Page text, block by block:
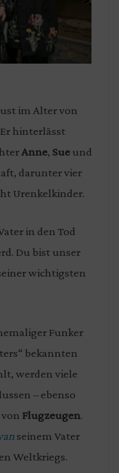
im Alter von
hinterlässt
Anne, Sue und
darunter vier
Urenkelkinder.
in den Tod
Du bist unser
wichtigsten
Funker
bekannten
werden viele
– ebenso
Flugzeugen.
seinem Vater
Weltkriegs.